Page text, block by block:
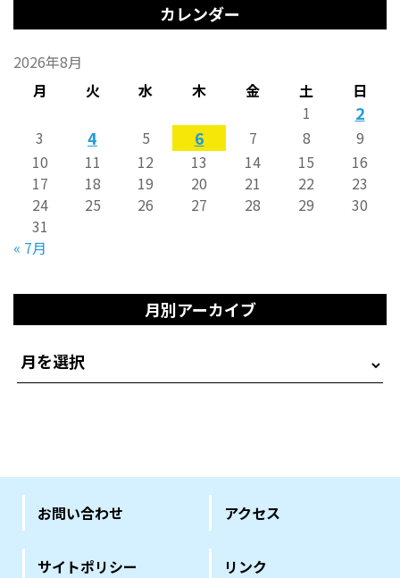
カレンダー
2026年8月
月
火 水 木 金 土 日
« 7月
1 2
3 4 5 6 7 8
9
10
11 12 13 14 15
16
17
18 19 20 21 22
23
24
25 26 27 28 29
30
31
月別アーカイブ
お問い合わせ アクセス
サイトポリシー リンク